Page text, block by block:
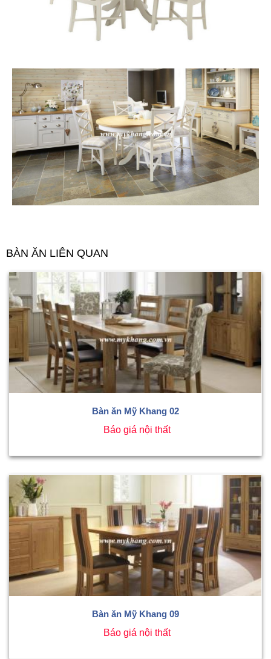
BÀN ĂN LIÊN QUAN
Bàn ăn Mỹ Khang 02
Báo giá nội thất
Bàn ăn Mỹ Khang 09
Báo giá nội thất